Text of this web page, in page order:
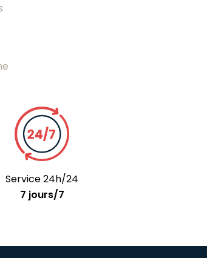
Service 24h/24
7 jours/7